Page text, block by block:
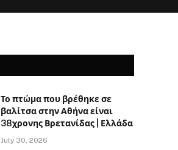
Το πτώμα που βρέθηκε σε
βαλίτσα στην Αθήνα είναι
38χρονης Βρετανίδας | Ελλάδα
July 30, 2026